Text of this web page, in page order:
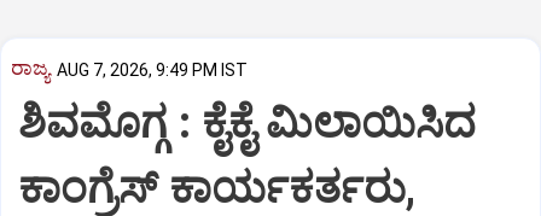
ರಾಜ್ಯ AUG 7, 2026, 9:49 PM IST
ಶಿವಮೊಗ್ಗ : ಕೈಕೈ ಮಿಲಾಯಿಸಿದ
ಕಾಂಗ್ರೆಸ್ ಕಾರ್ಯಕರ್ತರು,